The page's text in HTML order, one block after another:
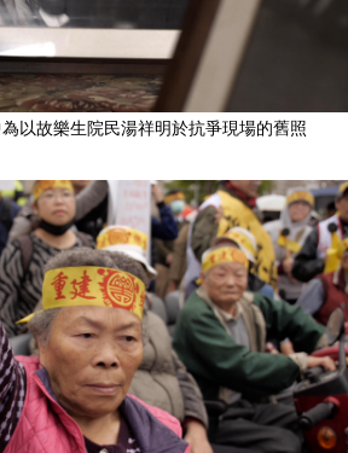
為以故樂生院民湯祥明於抗爭現場的舊照